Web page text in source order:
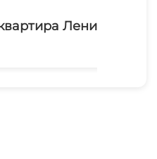
Ленина